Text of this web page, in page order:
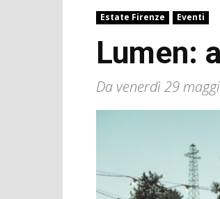
Estate Firenze
Eventi
Lumen:
Da venerdì 29